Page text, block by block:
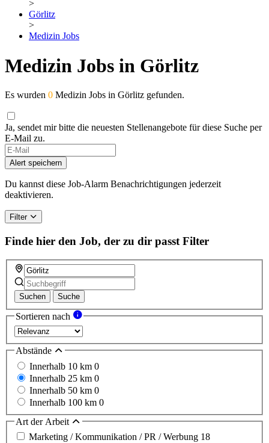
>
Görlitz
>
Medizin Jobs
Medizin Jobs in Görlitz
Es wurden 0 Medizin Jobs in Görlitz gefunden.
Ja, sendet mir bitte die neuesten Stellenangebote für diese Suche per
E-Mail zu.
If
you
are
a
human,
this
field
Alert speichern
Du kannst diese Job-Alarm Benachrichtigungen jederzeit
deaktivieren.
Filter
Finde hier den Job, der zu dir passt Filter
Suchen Suche
Sortieren nach
Abstände
Innerhalb 10 km 0
Innerhalb 25 km 0
Innerhalb 50 km 0
Innerhalb 100 km 0
Art der Arbeit
Marketing / Kommunikation / PR / Werbung 18